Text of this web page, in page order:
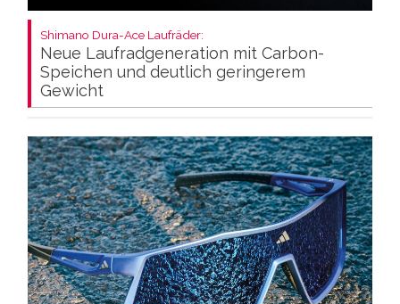
Shimano Dura-Ace Laufräder:
Neue Laufradgeneration mit Carbon-
Speichen und deutlich geringerem
Gewicht